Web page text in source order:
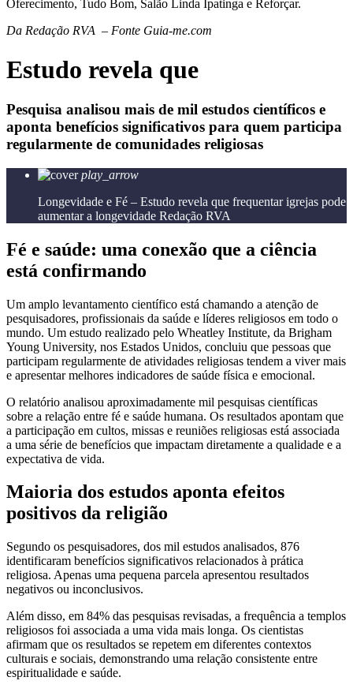
Oferecimento, Tudo Bom, Salão Linda Ipatinga e Reforçar.
Da Redação RVA – Fonte Guia-me.com
Estudo revela que
Pesquisa analisou mais de mil estudos científicos e
aponta benefícios significativos para quem participa
regularmente de comunidades religiosas
play_arrow
Longevidade e Fé – Estudo revela que frequentar igrejas pode
aumentar a longevidade Redação RVA
Fé e saúde: uma conexão que a ciência
está confirmando
Um amplo levantamento científico está chamando a atenção de
pesquisadores, profissionais da saúde e líderes religiosos em todo o
mundo. Um estudo realizado pelo Wheatley Institute, da Brigham
Young University, nos Estados Unidos, concluiu que pessoas que
participam regularmente de atividades religiosas tendem a viver mais
e apresentar melhores indicadores de saúde física e emocional.
O relatório analisou aproximadamente mil pesquisas científicas
sobre a relação entre fé e saúde humana. Os resultados apontam que
a participação em cultos, missas e reuniões religiosas está associada
a uma série de benefícios que impactam diretamente a qualidade e a
expectativa de vida.
Maioria dos estudos aponta efeitos
positivos da religião
Segundo os pesquisadores, dos mil estudos analisados, 876
identificaram benefícios significativos relacionados à prática
religiosa. Apenas uma pequena parcela apresentou resultados
negativos ou inconclusivos.
Além disso, em 84% das pesquisas revisadas, a frequência a templos
religiosos foi associada a uma vida mais longa. Os cientistas
afirmam que os resultados se repetem em diferentes contextos
culturais e sociais, demonstrando uma relação consistente entre
espiritualidade e saúde.